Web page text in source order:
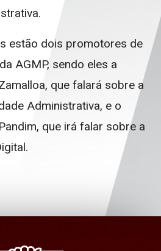
estão dois promotores de
AGMP, sendo eles a
que falará sobre a
Administrativa, e o
que irá falar sobre a